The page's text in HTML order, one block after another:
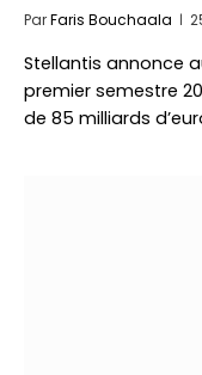
ParFaris Bouchaala
Stellantis annonce
premier semestre
de 85 milliards